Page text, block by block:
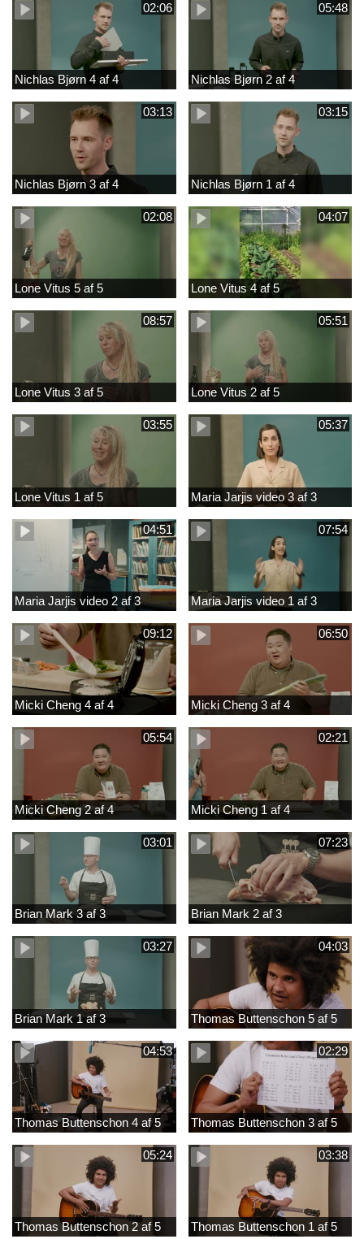
02:06
Nichlas Bjørn 4 af 4
05:48
Nichlas Bjørn 2 af 4
03:13
Nichlas Bjørn 3 af 4
03:15
Nichlas Bjørn 1 af 4
02:08
Lone Vitus 5 af 5
04:07
Lone Vitus 4 af 5
08:57
Lone Vitus 3 af 5
05:51
Lone Vitus 2 af 5
03:55
Lone Vitus 1 af 5
05:37
Maria Jarjis video 3 af 3
04:51
Maria Jarjis video 2 af 3
07:54
Maria Jarjis video 1 af 3
09:12
Micki Cheng 4 af 4
06:50
Micki Cheng 3 af 4
05:54
Micki Cheng 2 af 4
02:21
Micki Cheng 1 af 4
03:01
Brian Mark 3 af 3
07:23
Brian Mark 2 af 3
03:27
Brian Mark 1 af 3
04:03
Thomas Buttenschon 5 af 5
04:53
Thomas Buttenschon 4 af 5
02:29
Thomas Buttenschon 3 af 5
05:24
Thomas Buttenschon 2 af 5
03:38
Thomas Buttenschon 1 af 5